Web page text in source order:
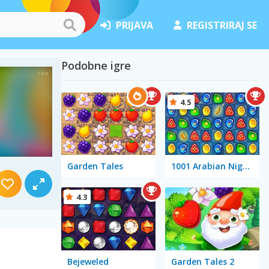
PRIJAVA REGISTRIRAJ SE
Podobne igre
Garden Tales 1001 Arabian Nights
4.5
Bejeweled
4.3
Garden Tales 2